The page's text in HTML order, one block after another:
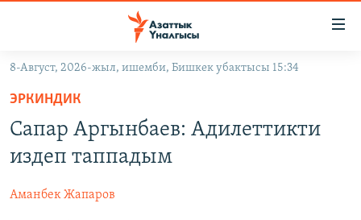
Навигацияга
өтүңүз
Издөөгө
салыңызКЫРГЫЗСТАН
ЭКОНОМИКА
ДҮЙНӨ
БОРБОР АЗИЯ
АТАЙЫН ИЛИКТӨӨ
8-Август, 2026-жыл, ишемби, Бишкек убактысы 15:34
ЭРКИНДИК
Сапар Аргынбаев: Адилеттикти
издеп таппадым
Аманбек Жапаров